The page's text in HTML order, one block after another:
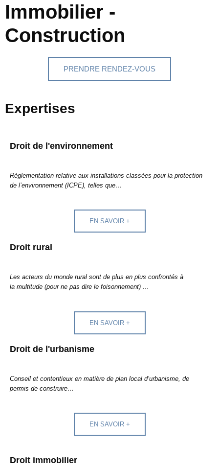
Immobilier -
Construction
PRENDRE RENDEZ-VOUS
Expertises
Droit de l'environnement
Règlementation relative aux installations classées pour la protection
de l’environnement (ICPE), telles que…
EN SAVOIR +
Droit rural
Les acteurs du monde rural sont de plus en plus confrontés à
la multitude (pour ne pas dire le foisonnement) …
EN SAVOIR +
Droit de l'urbanisme
Conseil et contentieux en matière de plan local d’urbanisme, de
permis de construire…
EN SAVOIR +
Droit immobilier